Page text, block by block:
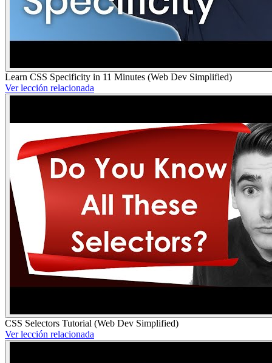
Learn CSS Specificity in 11 Minutes (Web Dev Simplified)
Ver lección relacionada
CSS Selectors Tutorial (Web Dev Simplified)
Ver lección relacionada